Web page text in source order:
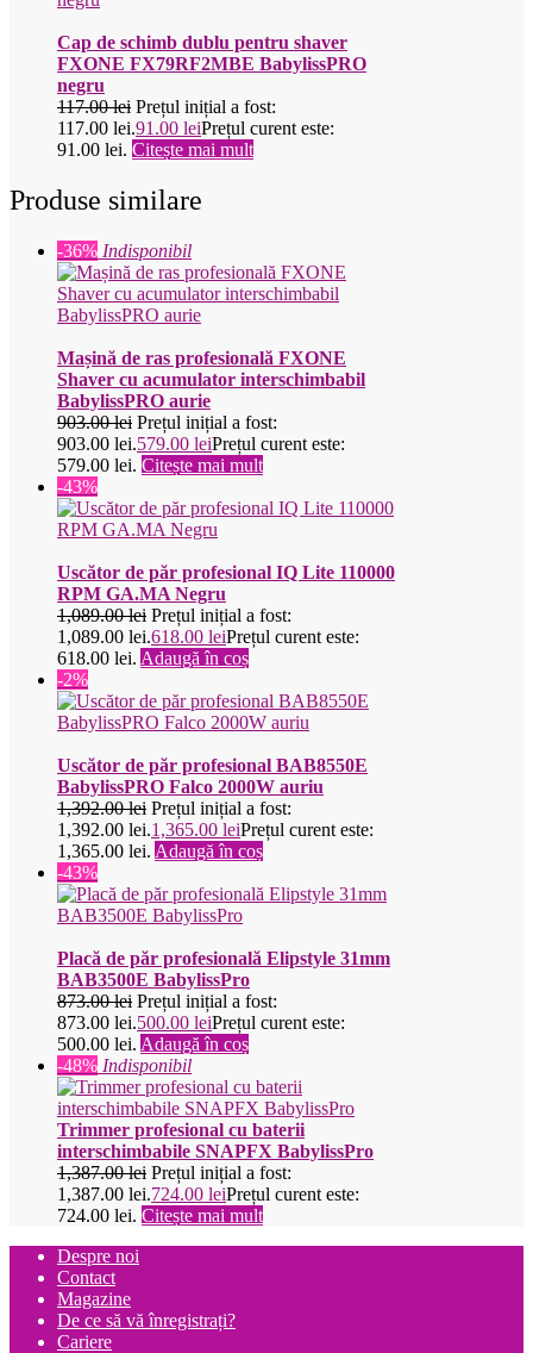
Cap de schimb dublu pentru shaver
FXONE FX79RF2MBE BabylissPRO
negru
117.00lei Prețul inițial a fost:
117.00 lei.91.00 leiPrețul curent este:
91.00 lei. Citește mai mult
Produse similare
-36% Indisponibil
Mașină de ras profesională FXONE
Shaver cu acumulator interschimbabil
BabylissPRO aurie
903.00lei Prețul inițial a fost:
903.00 lei.579.00 leiPrețul curent este:
579.00 lei. Citește mai mult
-43%
Uscător de păr profesional IQ Lite 110000
RPM GA.MA Negru
1,089.00lei Prețul inițial a fost:
1,089.00 lei.618.00 leiPrețul curent este:
618.00 lei. Adaugă în coș
-2%
Uscător de păr profesional BAB8550E
BabylissPRO Falco 2000W auriu
1,392.00lei Prețul inițial a fost:
1,392.00 lei.1,365.00 leiPrețul curent este:
1,365.00 lei. Adaugă în coș
-43%
Placă de păr profesională Elipstyle 31mm
BAB3500E BabylissPro
873.00lei Prețul inițial a fost:
873.00 lei.500.00 leiPrețul curent este:
500.00 lei. Adaugă în coș
-48% Indisponibil
Trimmer profesional cu baterii
interschimbabile SNAPFX BabylissPro
1,387.00lei Prețul inițial a fost:
1,387.00 lei.724.00 leiPrețul curent este:
724.00 lei. Citește mai mult
Despre noi
Contact
Magazine
De ce să vă înregistrați?
Cariere